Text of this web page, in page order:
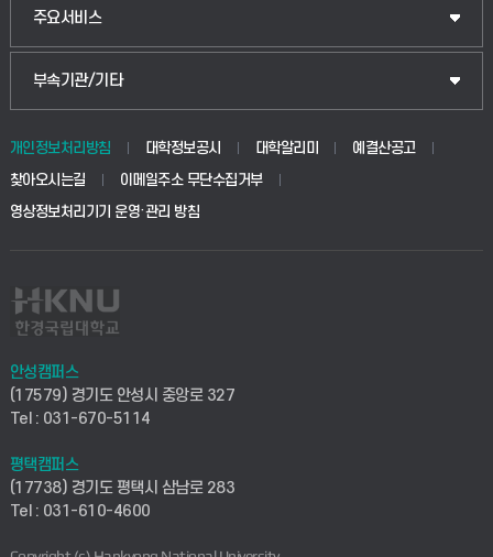
생명공학부
사회안전시스템공학부
컴퓨터응용수학부
ICT로봇기계공학부
전자전기공학부
산업대학원
공공정책대학원
교육대학원
주요서비스
입학안내
웹메일
학사시스템(전문학사 및 전공심화)
사이버캠퍼스(전문학사 및 전공심화)
시설바로처리서비스
연구실안전관리시스템
산학연구관리시스템
부속기관/기타
중앙도서관
학생생활관(안성)
산학협력단
취업지원센터
창업지원센터
현장실습지원센터
개인정보처리방침 대학정보공시 대학알리미
예결산공고
찾아오시는길
이메일주소 무단수집거부
영상정보처리기기 운영·관리 방침
안성캠퍼스
(17579) 경기도 안성시 중앙로 327
Tel : 031-670-5114
평택캠퍼스
(17738) 경기도 평택시 삼남로 283
Tel : 031-610-4600